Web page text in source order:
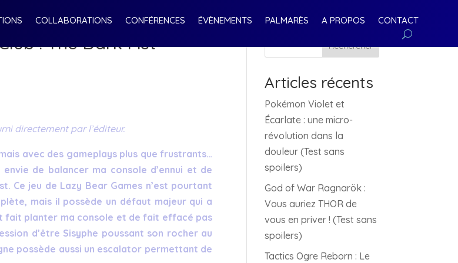
COLLABORATIONS CONFÉRENCES ÉVÈNEMENTS PALMARÈS A PROPOS CONTACT
: The Dark Fist –
directement par l’éditeur.
avec des gameplays plus que frustrants…
de balancer ma console d’ennui et de
Ce jeu de Lazy Bear Games n’est pourtant
mais il possède un défaut majeur qui a
fait planter ma console et de fait effacé pas
d’être Sisyphe poussant son rocher au
possède aussi un escalator permettant de
Rechercher
Articles récents
Pokémon Violet et
Écarlate : une micro-
révolution dans la
douleur (Test sans
spoilers)
God of War Ragnarök :
Vous auriez THOR de
vous en priver ! (Test sans
spoilers)
Tactics Ogre Reborn : Le